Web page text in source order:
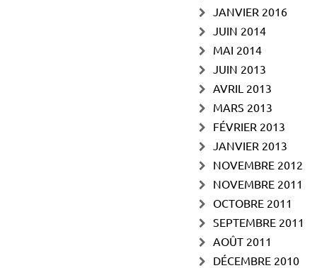
JANVIER 2016
JUIN 2014
MAI 2014
JUIN 2013
AVRIL 2013
MARS 2013
FÉVRIER 2013
JANVIER 2013
NOVEMBRE 2012
NOVEMBRE 2011
OCTOBRE 2011
SEPTEMBRE 2011
AOÛT 2011
DÉCEMBRE 2010